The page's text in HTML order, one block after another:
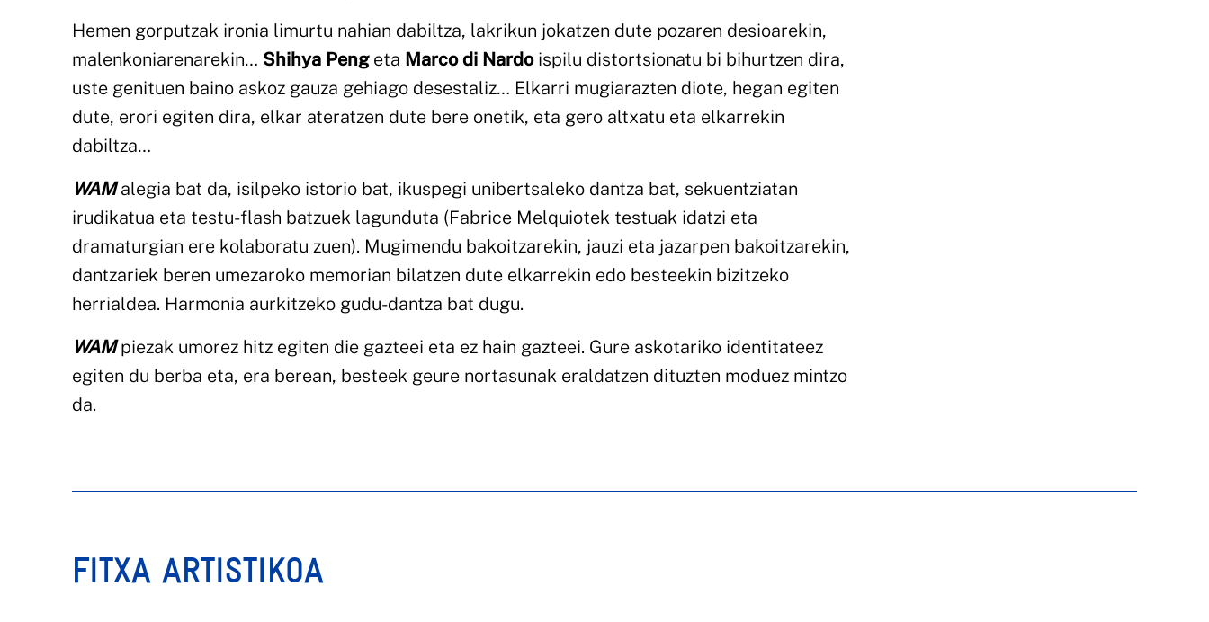
Hemen gorputzak ironia limurtu nahian dabiltza, lakrikun jokatzen dute pozaren desioarekin,
malenkoniarenarekin… Shihya Pengeta Marco di Nardoispilu distortsionatu bi bihurtzen dira,
uste genituen baino askoz gauza gehiago desestaliz… Elkarri mugiarazten diote, hegan egiten
dute, erori egiten dira, elkar ateratzen dute bere onetik, eta gero altxatu eta elkarrekin
dabiltza…
WAMalegia bat da, isilpeko istorio bat, ikuspegi unibertsaleko dantza bat, sekuentziatan
irudikatua eta testu-flash batzuek lagunduta (Fabrice Melquiotek testuak idatzi eta
dramaturgian ere kolaboratu zuen). Mugimendu bakoitzarekin, jauzi eta jazarpen bakoitzarekin,
dantzariek beren umezaroko memorian bilatzen dute elkarrekin edo besteekin bizitzeko
herrialdea. Harmonia aurkitzeko gudu-dantza bat dugu.
WAMpiezak umorez hitz egiten die gazteei eta ez hain gazteei. Gure askotariko identitateez
egiten du berba eta, era berean, besteek geure nortasunak eraldatzen dituzten moduez mintzo
da.
FITXA ARTISTIKOA